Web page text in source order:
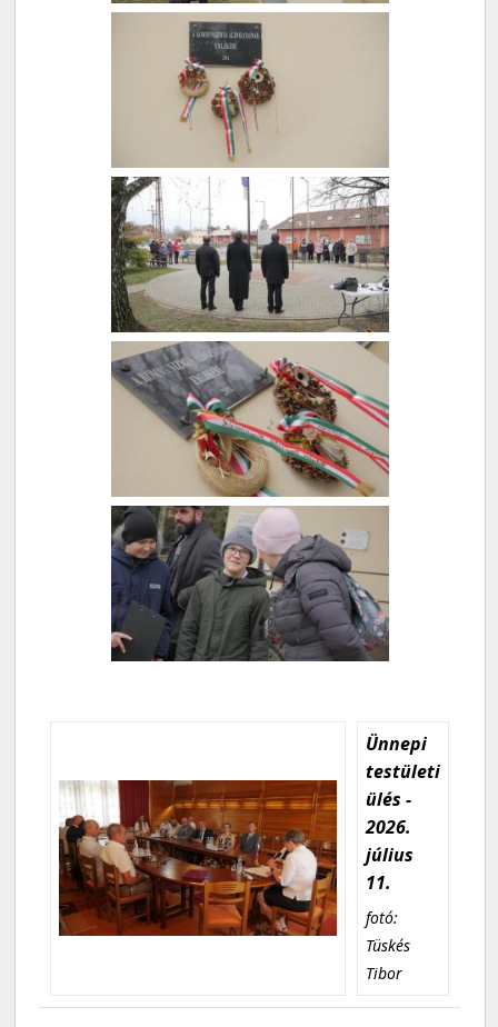
Ünnepi
testületi
ülés -
2026.
július
11.
fotó:
Tüskés
Tibor